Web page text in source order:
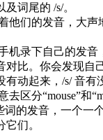
及词尾的 /s/。
他们的发音，大声
机录下自己的发音
对比。你会发现自
有动起来，/s/ 音有
去区分“mouse”和
词的发音，一个一
它们。